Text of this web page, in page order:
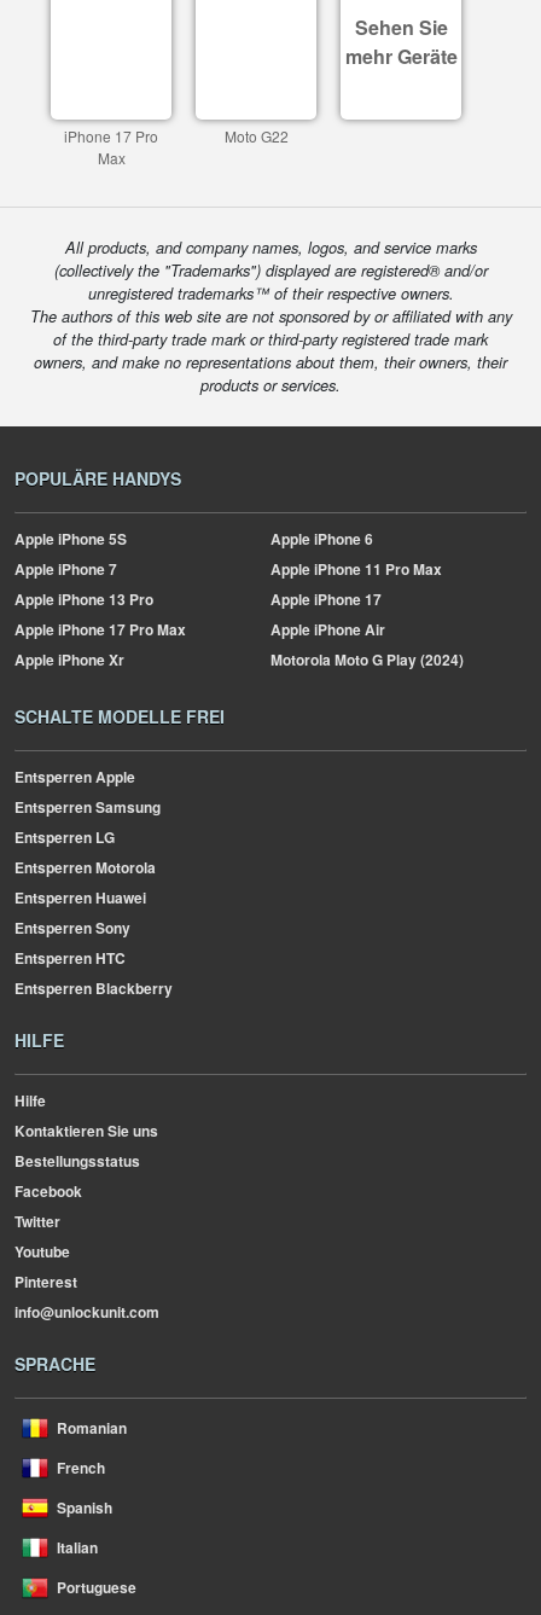
iPhone 17 Pro
Max
Moto G22
Sehen Sie
mehr Geräte
All products, and company names, logos, and service marks
(collectively the "Trademarks") displayed are registered® and/or
unregistered trademarks™ of their respective owners.
The authors of this web site are not sponsored by or affiliated with any
of the third-party trade mark or third-party registered trade mark
owners, and make no representations about them, their owners, their
products or services.
POPULÄRE HANDYS
AppleiPhone 5S AppleiPhone 6
AppleiPhone 7 AppleiPhone 11 Pro Max
AppleiPhone 13 Pro AppleiPhone 17
AppleiPhone 17 Pro Max AppleiPhone Air
AppleiPhone Xr MotorolaMoto G Play (2024)
SCHALTE MODELLE FREI
Entsperren Apple
Entsperren Samsung
Entsperren LG
Entsperren Motorola
Entsperren Huawei
Entsperren Sony
Entsperren HTC
Entsperren Blackberry
HILFE
Hilfe
Kontaktieren Sie uns
Bestellungsstatus
Facebook
Twitter
Youtube
Pinterest
info@unlockunit.com
SPRACHE
Romanian
French
Spanish
Italian
Portuguese